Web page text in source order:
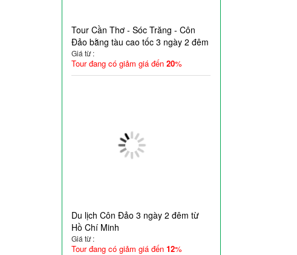
Tour Cần Thơ - Sóc Trăng - Côn
Đảo bằng tàu cao tốc 3 ngày 2 đêm
Giá từ :
Tour đang có giảm giá đến 20%
Du lịch Côn Đảo 3 ngày 2 đêm từ
Hồ Chí Minh
Giá từ :
Tour đang có giảm giá đến 12%